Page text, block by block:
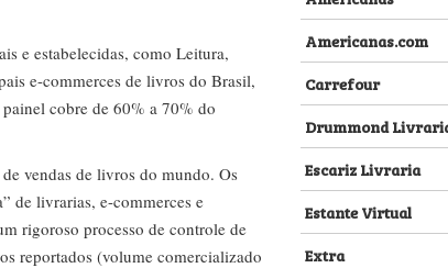
e estabelecidas, como Leitura,
e-commerces de livros do Brasil,
cobre de 60% a 70% do
vendas de livros do mundo. Os
de livrarias, e-commerces e
rigoroso processo de controle de
reportados (volume comercializado
Americanas.com
Carrefour
Drummond
Escariz Livraria
Estante Virtual
Extra